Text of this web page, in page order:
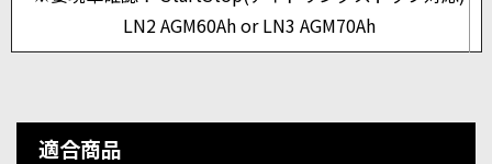
LN2 AGM60Ah or LN3 AGM70Ah
適合商品